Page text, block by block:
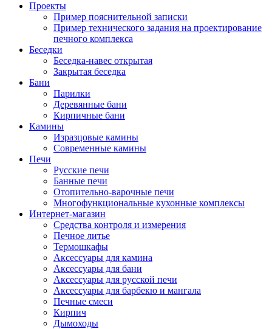
Проекты
Пример пояснительной записки
Пример технического задания на проектирование
печного комплекса
Беседки
Беседка-навес открытая
Закрытая беседка
Бани
Парилки
Деревянные бани
Кирпичные бани
Камины
Изразцовые камины
Современные камины
Печи
Русские печи
Банные печи
Отопительно-варочные печи
Многофункциональные кухонные комплексы
Интернет-магазин
Средства контроля и измерения
Печное литье
Термошкафы
Аксессуары для камина
Аксессуары для бани
Аксессуары для русской печи
Аксессуары для барбекю и мангала
Печные смеси
Кирпич
Дымоходы